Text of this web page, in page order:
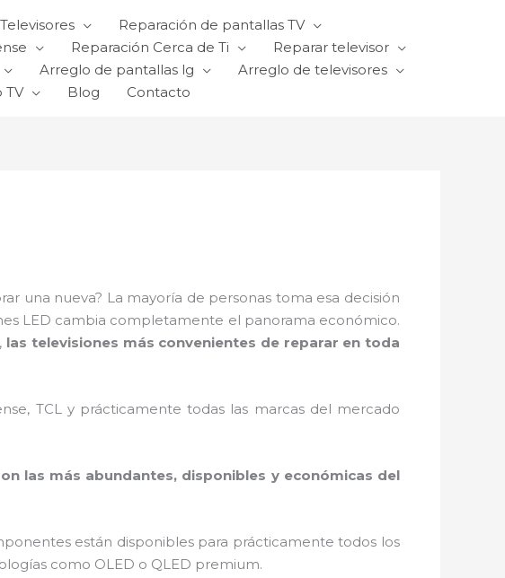
Reparación de pantallas TV
Reparación Cerca de Ti
Reparar televisor
Arreglo de pantallas lg
Arreglo de televisores
TV Blog Contacto
una nueva? La mayoría de personas toma esa decisión
LED cambia completamente el panorama económico.
las televisiones más convenientes de reparar en toda
TCL y prácticamente todas las marcas del mercado
las más abundantes, disponibles y económicas del
están disponibles para prácticamente todos los
como OLED o QLED premium.